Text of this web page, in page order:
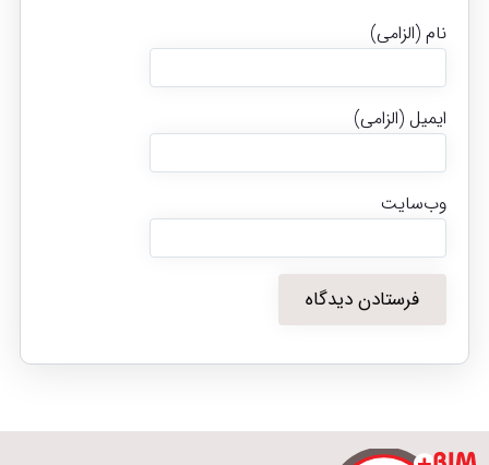
نام (الزامی)
ایمیل (الزامی)
وب‌سایت